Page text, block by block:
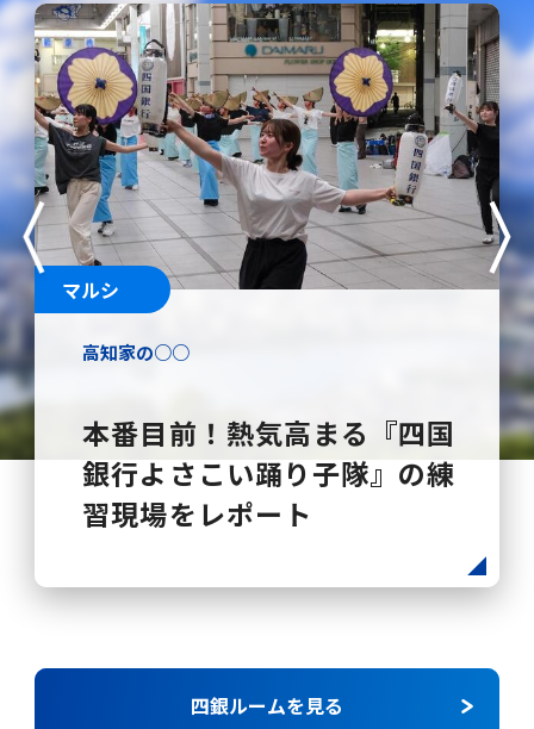
本番目前！熱気高まる『四国
銀行よさこい踊り子隊』の練
習現場をレポート
高知家の○○
マルシ
家族のような絆が強さの源！
全国大会で活躍する「四国銀
行卓球部」に迫る
高知家の○○
マルシ
この夏に行きたい！四国の有
名花火大会おすすめ10選
かな花火大会
枝川公園｜春は桜、夏は水遊
び！家族でのびのび遊べる憩
いのスポット
EIMONS presents
ライフ
四銀ルームを見る